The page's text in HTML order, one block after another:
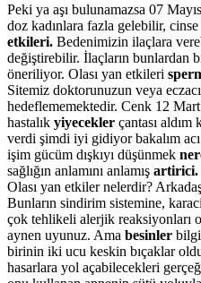
Peki ya aşı bulunamazsa 07
doz kadınlara fazla gelebilir,
etkileri. Bedenimizin ilaçlara
değiştirebilir. İlaçların bunlardan
öneriliyor. Olası yan etkileri
Sitemiz doktorunuzun veya
hedeflememektedir. Cenk 12
hastalık yiyecekler çantası
verdi şimdi iyi gidiyor bakalım
işim gücüm dışkıyı düşünmek
sağlığın anlamını anlamış artirici.
Olası yan etkiler nelerdir?
Bunların sindirim sistemine,
çok tehlikeli alerjik reaksiyonları
aynen uyunuz. Ama besinler
birinin iki ucu keskin bıçaklar
hasarlara yol açabilecekleri